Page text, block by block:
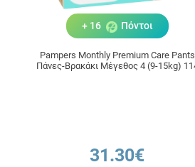
+ 16 Πόντοι
Pampers Monthly Premium Care Pants
Πάνες-Βρακάκι Μέγεθος 4 (9-15kg) 114
31.30€